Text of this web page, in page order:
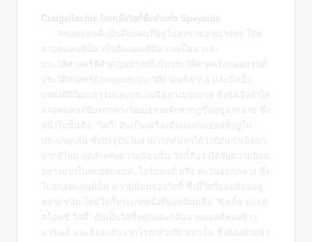
Craigellachie โรงกลั่นวิสกี้ชั้นนำแห่ง Speyside
สกอตแลนด์ เป็นดินแดนที่อยู่ในสหราชอาณาจักร โดย
สกอตแลนด์นั้น เป็นดินแดนที่มีความเป็นมาและ
ประวัติศาสตร์ที่สำคัญอย่างหนึ่งในประวัติศาสตร์สกอตแลนด์
ประวัติศาสตร์อังกฤษและประวัติศาสตร์สากล และยังเป็น
แหล่งที่มีวัฒนธรรมและประเพณีอย่างมากมาย ซึ่งนั่นจึงทำให้
สกอตแลนด์มีมรดกทางวัฒนธรรมที่ปรากฏขึ้นอยู่มากมาย ซึ่ง
หนึ่งในนั้นคือ “วิสกี้” อันเป็นเครื่องดื่มแอลกอฮอล์ที่อยู่ใน
ประเภทกลั่น ซึ่งปัจจุบันไม่สามารถค้นหาได้ว่ามีต้นกำเนิดมา
จากที่ไหน แต่สำหรับความนิยมนั้น วิสกี้ถือว่าได้รับความนิยม
อย่างมากในสกอตแลนด์, ไอร์แลนด์ หรือ ตะวันออกกลาง ซึ่ง
ในสกอตแลนด์นั้น ความนิยมของวิสกี้ ซึ่งมีวิสกี้ยอดนิยมอยู่
หลายชนิด โดยวิสกี้ประเภทหนึ่งที่ยอดนิยมคือ “ซิงเกิ้ล มอลต์
สก็อตช์ วิสกี้” อันเป็นวิสกี้หมักและกลั่นจากมอลต์ของข้าว
บาร์เลย์ และต้องกลั่นจากโรงกลั่นเดียวเท่านั้น ซึ่งต้องห้ามนำ